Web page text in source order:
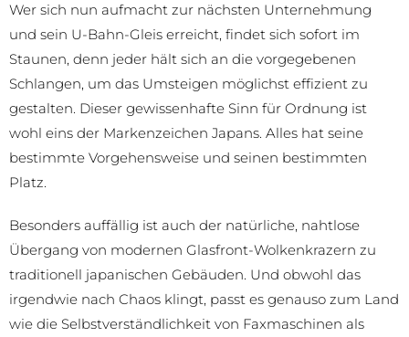
Wer sich nun aufmacht zur nächsten Unternehmung
und sein U-Bahn-Gleis erreicht, findet sich sofort im
Staunen, denn jeder hält sich an die vorgegebenen
Schlangen, um das Umsteigen möglichst effizient zu
gestalten. Dieser gewissenhafte Sinn für Ordnung ist
wohl eins der Markenzeichen Japans. Alles hat seine
bestimmte Vorgehensweise und seinen bestimmten
Platz.
Besonders auffällig ist auch der natürliche, nahtlose
Übergang von modernen Glasfront-Wolkenkrazern zu
traditionell japanischen Gebäuden. Und obwohl das
irgendwie nach Chaos klingt, passt es genauso zum Land
wie die Selbstverständlichkeit von Faxmaschinen als